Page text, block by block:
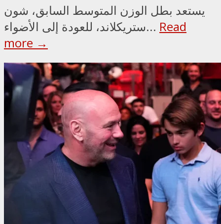
يستعد بطل الوزن المتوسط السابق، شون
ستريكلاند، للعودة إلى الأضواء... Read
more →